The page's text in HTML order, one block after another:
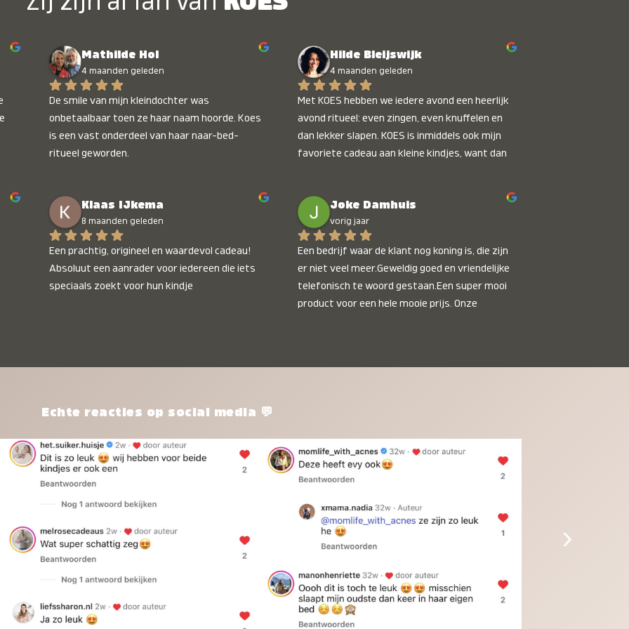
Mathilde Hol
4 maanden geleden
De smile van mijn kleindochter was
onbetaalbaar toen ze haar naam hoorde. Koes
is een vast onderdeel van haar naar-bed-
ritueel geworden.
Hilde Bleijswijk
4 maanden geleden
Met KOES hebben we iedere avond een heerlijk
avond ritueel: even zingen, even knuffelen en
dan lekker slapen. KOES is inmiddels ook mijn
favoriete cadeau aan kleine kindjes, want dan
onbetaalbaar :)
Klaas IJkema
8 maanden geleden
Een prachtig, origineel en waardevol cadeau!
Absoluut een aanrader voor iedereen die iets
speciaals zoekt voor hun kindje
Joke Damhuis
vorig jaar
Een bedrijf waar de klant nog koning is, die zijn
er niet veel meer.Geweldig goed en vriendelijke
telefonisch te woord gestaan.Een super mooi
product voor een hele mooie prijs. Onze
Echte reacties op social media 💬
›